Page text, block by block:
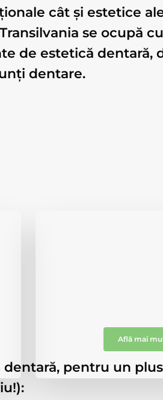
cât și estetice
se ocupă
de estetică dentară,
dentare.
Află mai
pentru un